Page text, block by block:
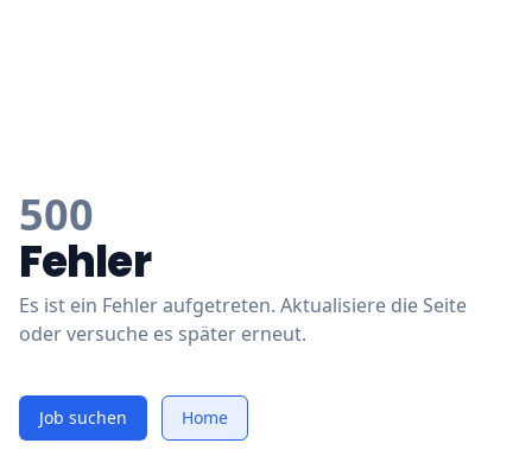
500
Fehler
Es ist ein Fehler aufgetreten. Aktualisiere die Seite
oder versuche es später erneut.
Job suchen Home